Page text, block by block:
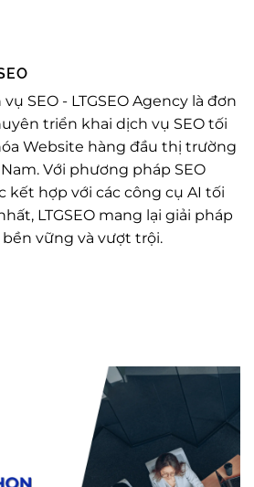
vụ SEO - LTGSEO Agency là đơn
triển khai dịch vụ SEO tối
Website hàng đầu thị trường
Với phương pháp SEO
kết hợp với các công cụ AI tối
LTGSEO mang lại giải pháp
bền vững và vượt trội.